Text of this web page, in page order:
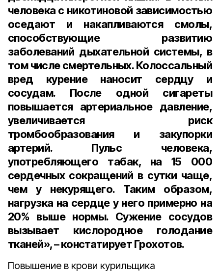
человека с никотиновой зависимостью
оседают и накапливаются смолы,
способствующие развитию
заболеваний дыхательной системы, в
том числе смертельных. Колоссальный
вред курение наносит сердцу и
сосудам. После одной сигареты
повышается артериальное давление,
увеличивается риск
тромбообразования и закупорки
артерий. Пульс человека,
употребляющего табак, на 15 000
сердечных сокращений в сутки чаще,
чем у некурящего. Таким образом,
нагрузка на сердце у него примерно на
20% выше нормы. Сужение сосудов
вызывает кислородное голодание
тканей», – констатирует Грохотов.
Повышение в крови курильщика